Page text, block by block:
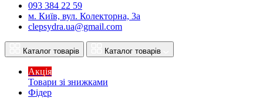
093 384 22 59
м. Київ, вул. Колекторна, 3а
clepsydra.ua@gmail.com
Каталог товарів Каталог товарів
Акція
Товари зі знижками
Фідер